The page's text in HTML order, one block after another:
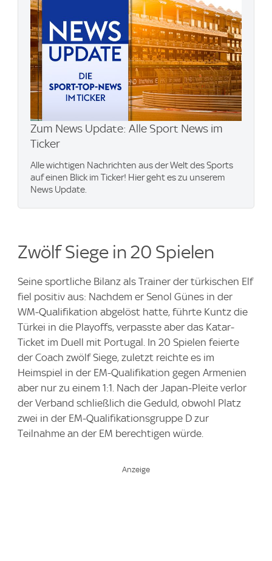
Zum News Update: Alle Sport News im
Ticker
Alle wichtigen Nachrichten aus der Welt des Sports
auf einen Blick im Ticker! Hier geht es zu unserem
News Update.
Zwölf Siege in 20 Spielen
Seine sportliche Bilanz als Trainer der türkischen Elf
fiel positiv aus: Nachdem er Senol Günes in der
WM-Qualifikation abgelöst hatte, führte Kuntz die
Türkei in die Playoffs, verpasste aber das Katar-
Ticket im Duell mit Portugal. In 20 Spielen feierte
der Coach zwölf Siege, zuletzt reichte es im
Heimspiel in der EM-Qualifikation gegen Armenien
aber nur zu einem 1:1. Nach der Japan-Pleite verlor
der Verband schließlich die Geduld, obwohl Platz
zwei in der EM-Qualifikationsgruppe D zur
Teilnahme an der EM berechtigen würde.